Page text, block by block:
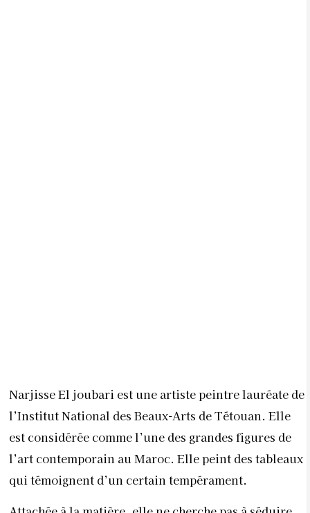
Narjisse El joubari est une artiste peintre lauréate de
l’Institut National des Beaux-Arts de Tétouan. Elle
est considérée comme l’une des grandes figures de
l’art contemporain au Maroc. Elle peint des tableaux
qui témoignent d’un certain tempérament.